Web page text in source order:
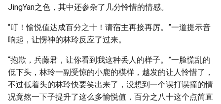
JingYan之色，其中还参杂了几分怜惜的情感。
“叮！愉悦值达成百分之十！请宿主再接再厉。”一道提示音
响起，让愣神的林玲反应了过来。
“抱歉，兵藤君，让你看到我这种丢人的样子。”一脸慌乱的
低下头，林玲一副受惊的小鹿的模样，越发的让人怜惜了，
不过低着头的林玲快要笑出来了，没想到一个误打误撞的情
况竟然一下子提升了这么多愉悦值，百分之八十这个点简直